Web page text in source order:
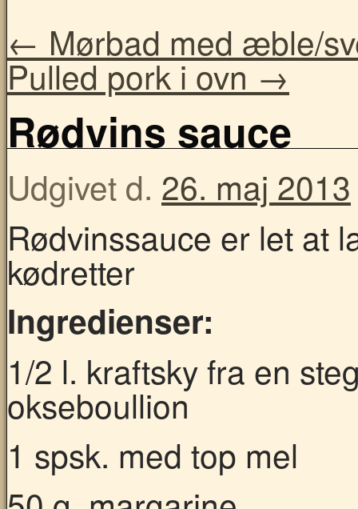
← Mørbad med æble/
Pulled pork i ovn→
Rødvins sauce
Udgivet d. 26. maj 2013
Rødvinssauce er let at
kødretter
Ingredienser:
1/2 l. kraftsky fra en
okseboullion
1 spsk. med top mel